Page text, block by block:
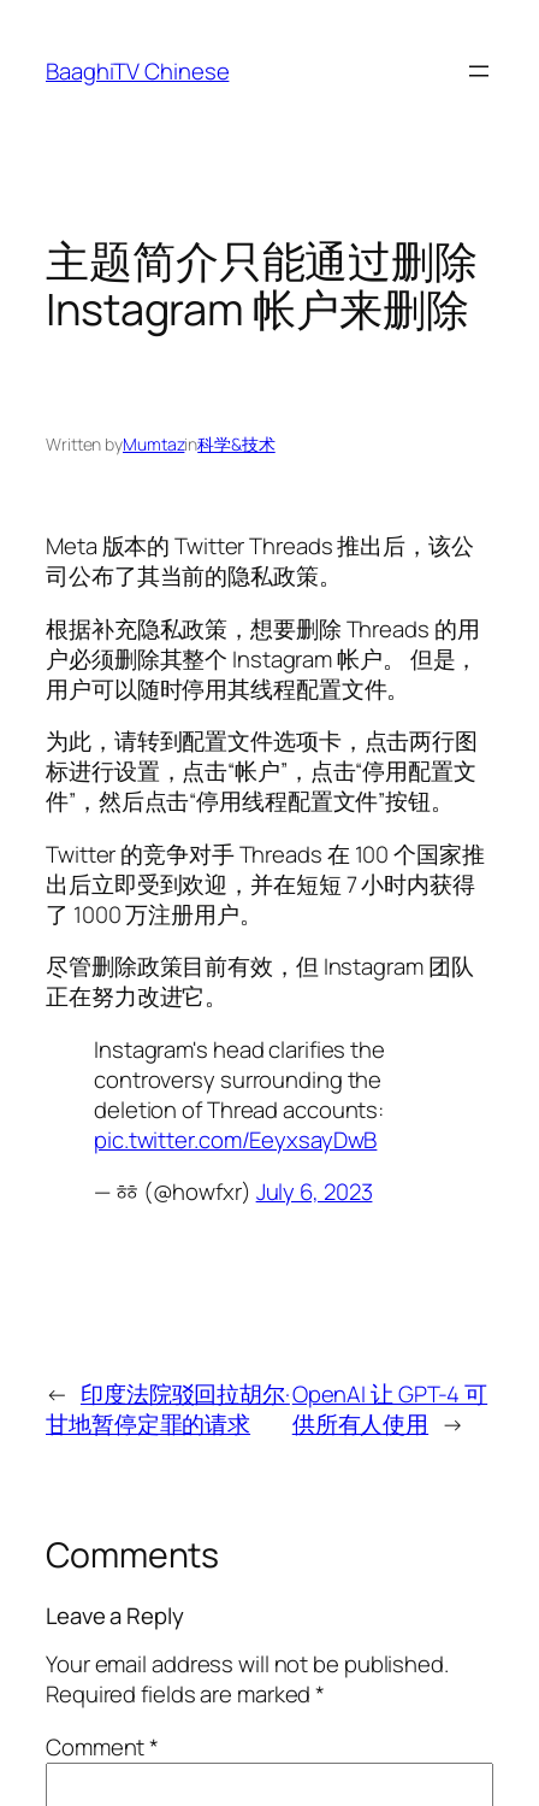
content
BaaghiTV Chinese
主题简介只能通过删除
Instagram 帐户来删除
Written byMumtazin科学&技术
Meta 版本的 Twitter Threads 推出后，该公
司公布了其当前的隐私政策。
根据补充隐私政策，想要删除 Threads 的用
户必须删除其整个 Instagram 帐户。 但是，
用户可以随时停用其线程配置文件。
为此，请转到配置文件选项卡，点击两行图
标进行设置，点击“帐户”，点击“停用配置文
件”，然后点击“停用线程配置文件”按钮。
Twitter 的竞争对手 Threads 在 100 个国家推
出后立即受到欢迎，并在短短 7 小时内获得
了 1000 万注册用户。
尽管删除政策目前有效，但 Instagram 团队
正在努力改进它。
Instagram's head clarifies the
controversy surrounding the
deletion of Thread accounts:
pic.twitter.com/EeyxsayDwB
— ㆅ (@howfxr) July 6, 2023
← 印度法院驳回拉胡尔·
甘地暂停定罪的请求
OpenAI 让 GPT-4 可
供所有人使用 →
Comments
Leave a Reply
Your email address will not be published.
Required fields are marked*
Comment*